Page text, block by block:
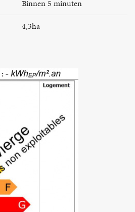
Binnen 5 minuten
4,3ha